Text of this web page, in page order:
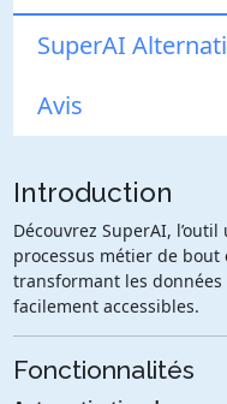
SuperAI
Avis
Introduction
Découvrez SuperAI,
processus métier de
transformant les
facilement accessibles.
Fonctionnalités